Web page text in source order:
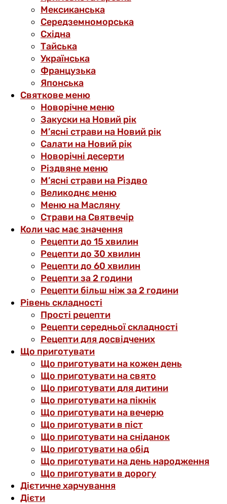
Мексиканська
Середземноморська
Східна
Тайська
Українська
Французька
Японська
Святкове меню
Новорічне меню
Закуски на Новий рік
М’ясні страви на Новий рік
Салати на Новий рік
Новорічні десерти
Різдвяне меню
М’ясні страви на Різдво
Великоднє меню
Меню на Масляну
Страви на Святвечір
Коли час має значення
Рецепти до 15 хвилин
Рецепти до 30 хвилин
Рецепти до 60 хвилин
Рецепти за 2 години
Рецепти більш ніж за 2 години
Рівень складності
Прості рецепти
Рецепти середньої складності
Рецепти для досвідчених
Що приготувати
Що приготувати на кожен день
Що приготувати на свято
Що приготувати для дитини
Що приготувати на пікнік
Що приготувати на вечерю
Що приготувати в піст
Що приготувати на сніданок
Що приготувати на обід
Що приготувати на день народження
Що приготувати в дорогу
Дієтичне харчування
Дієти